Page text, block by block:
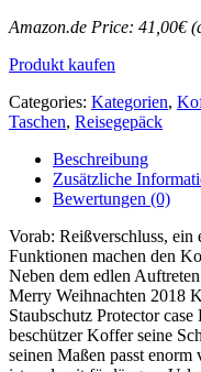
Amazon.de Price: 41,00€
Produkt kaufen
Categories: Kategorien,
Taschen, Reisegepäck
Beschreibung
Zusätzliche
Bewertungen (0)
Vorab: Reißverschluss, ein
Funktionen machen den
Neben dem edlen
Merry Weihnachten 2018
Staubschutz Protector
beschützer Koffer seine
seinen Maßen passt